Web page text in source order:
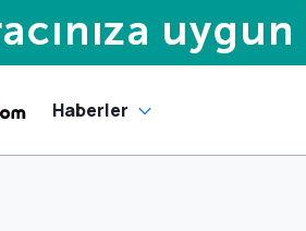
Haberler